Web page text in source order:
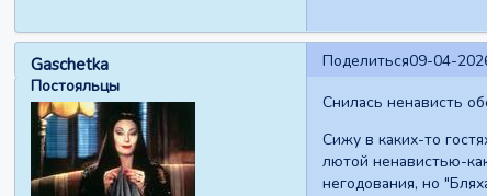
Поделиться09-04-
Gaschetka
Постояльцы
Снилась ненависть
Сижу в каких-то
лютой ненавистью-
негодования, но